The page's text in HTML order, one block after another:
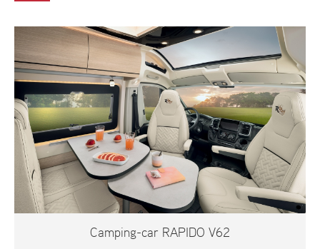
Camping-car RAPIDO V62